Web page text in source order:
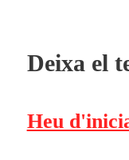
Deixa el
Heu